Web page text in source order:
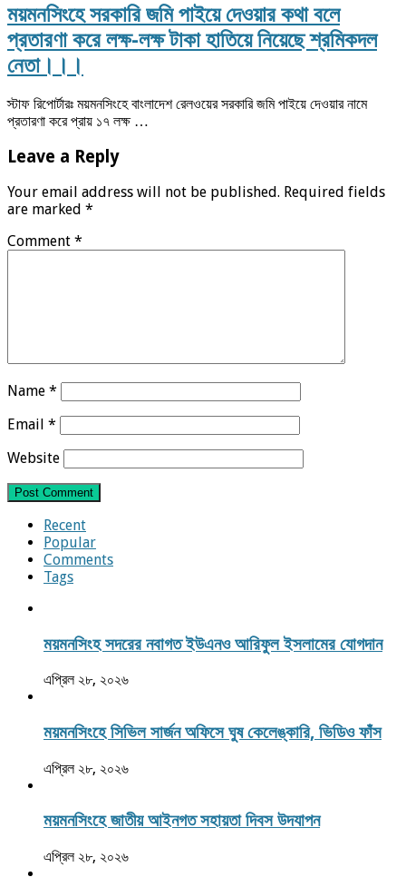
ময়মনসিংহে সরকারি জমি পাইয়ে দেওয়ার কথা বলে
প্রতারণা করে লক্ষ-লক্ষ টাকা হাতিয়ে নিয়েছে শ্রমিকদল
নেতা।।।
স্টাফ রিপোর্টারঃ ময়মনসিংহে বাংলাদেশ রেলওয়ের সরকারি জমি পাইয়ে দেওয়ার নামে
প্রতারণা করে প্রায় ১৭ লক্ষ …
Leave a Reply
Your email address will not be published. Required fields
are marked *
Comment *
Name *
Email *
Website
Recent
Popular
Comments
Tags
ময়মনসিংহ সদরের নবাগত ইউএনও আরিফুল ইসলামের যোগদান
এপ্রিল ২৮, ২০২৬
ময়মনসিংহে সিভিল সার্জন অফিসে ঘুষ কেলেঙ্কারি, ভিডিও ফাঁস
এপ্রিল ২৮, ২০২৬
ময়মনসিংহে জাতীয় আইনগত সহায়তা দিবস উদযাপন
এপ্রিল ২৮, ২০২৬